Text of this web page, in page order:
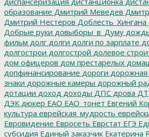
образование Дмитрий Меведев
Дмитрий Нестеров Доблесть_Хингана
Добрые руки довыборы_в_Думу
фильм долг долги долги по зарплате
долгострои долгострой долевое
дом офицеров дом престарелых
допфинансирование дороги дорожная
знаки дорожные камеры дорожный
дотации доход доходы ДПС дрова
ДЭК дюкер ЕАО ЕАО_тонет Евгений
культура еврейская_мудрость
Евровидение Евросеть Еврстат ЕГЭ
субсидия Единый заказчик Екатерина